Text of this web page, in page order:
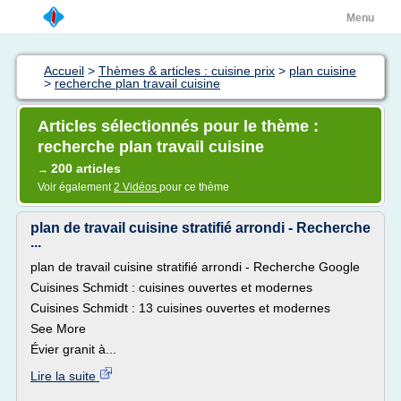
Menu
Accueil > Thèmes & articles : cuisine prix > plan cuisine
> recherche plan travail cuisine
Articles sélectionnés pour le thème :
recherche plan travail cuisine
→ 200 articles
Voir également2 Vidéos pour ce thème
plan de travail cuisine stratifié arrondi - Recherche
...
plan de travail cuisine stratifié arrondi - Recherche Google
Cuisines Schmidt : cuisines ouvertes et modernes
Cuisines Schmidt : 13 cuisines ouvertes et modernes
See More
Évier granit à...
Lire la suite